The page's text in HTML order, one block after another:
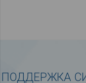
ПОДДЕРЖКА